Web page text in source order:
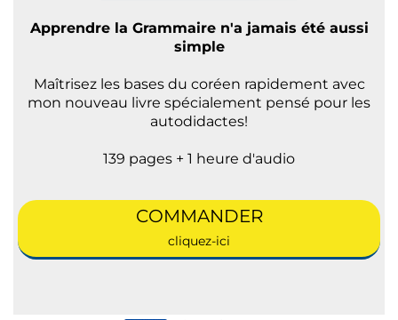
Apprendre la Grammaire n'a jamais été aussi
simple
Maîtrisez les bases du coréen rapidement avec
mon nouveau livre spécialement pensé pour les
autodidactes!
139 pages + 1 heure d'audio
COMMANDER
cliquez-ici